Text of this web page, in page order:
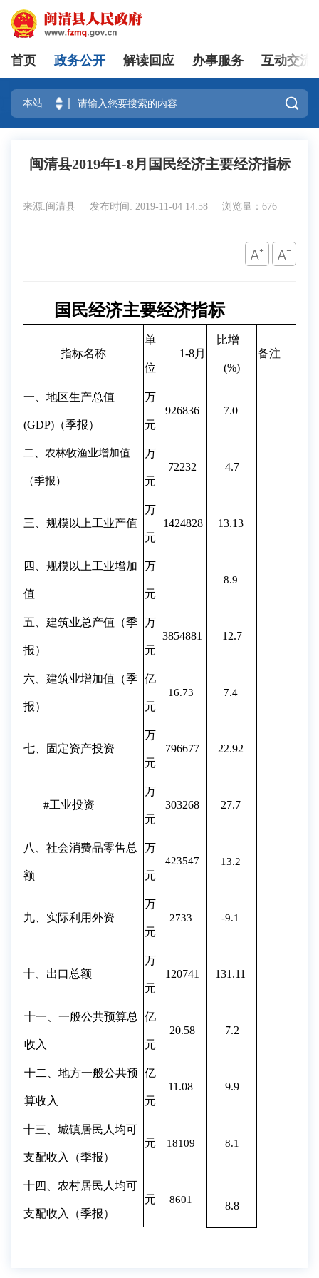
登录
首页 政务公开 解读回应 办事服务 互动交流

闽清县2019年1-8月国民经济主要经济指标
来源:闽清县 发布时间: 2019-11-04 14:58 浏览量：676
国民经济主要经济指标
指标名称
单
位
1-8月
比增
(%)
备注
一、地区生产总值
(GDP)（季报）
万
元
926836 7.0
二、农林牧渔业增加值
（季报）
万
元
72232 4.7
三、规模以上工业产值
万
元
1424828 13.13
四、规模以上工业增加
值
万
元
8.9
五、建筑业总产值（季
报）
万
元
3854881 12.7
六、建筑业增加值（季
报）
亿
元
16.73 7.4
七、固定资产投资
万
元
796677 22.92
#工业投资
万
元
303268 27.7
八、社会消费品零售总
额
万
元
423547 13.2
九、实际利用外资
万
元
2733 -9.1
十、出口总额
万
元
120741 131.11
十一、一般公共预算总
收入
亿
元
20.58 7.2
十二、地方一般公共预
算收入
亿
元
11.08 9.9
十三、城镇居民人均可
支配收入（季报）
元 18109 8.1
十四、农村居民人均可
支配收入（季报）
元 8601 8.8